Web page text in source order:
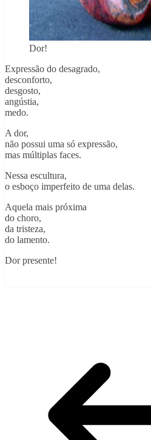
Dor!
Expressão do desagrado,
desconforto,
desgosto,
angústia,
medo.
A dor,
não possui uma só expressão,
mas múltiplas faces.
Nessa escultura,
o esboço imperfeito de uma delas.
Aquela mais próxima
do choro,
da tristeza,
do lamento.
Dor presente!